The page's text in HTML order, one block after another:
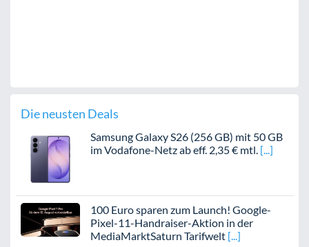
Die neusten Deals
Samsung Galaxy S26 (256 GB) mit 50 GB
im Vodafone-Netz ab eff. 2,35 € mtl.
100 Euro sparen zum Launch! Google-
Pixel-11-Handraiser-Aktion in der
MediaMarktSaturn Tarifwelt